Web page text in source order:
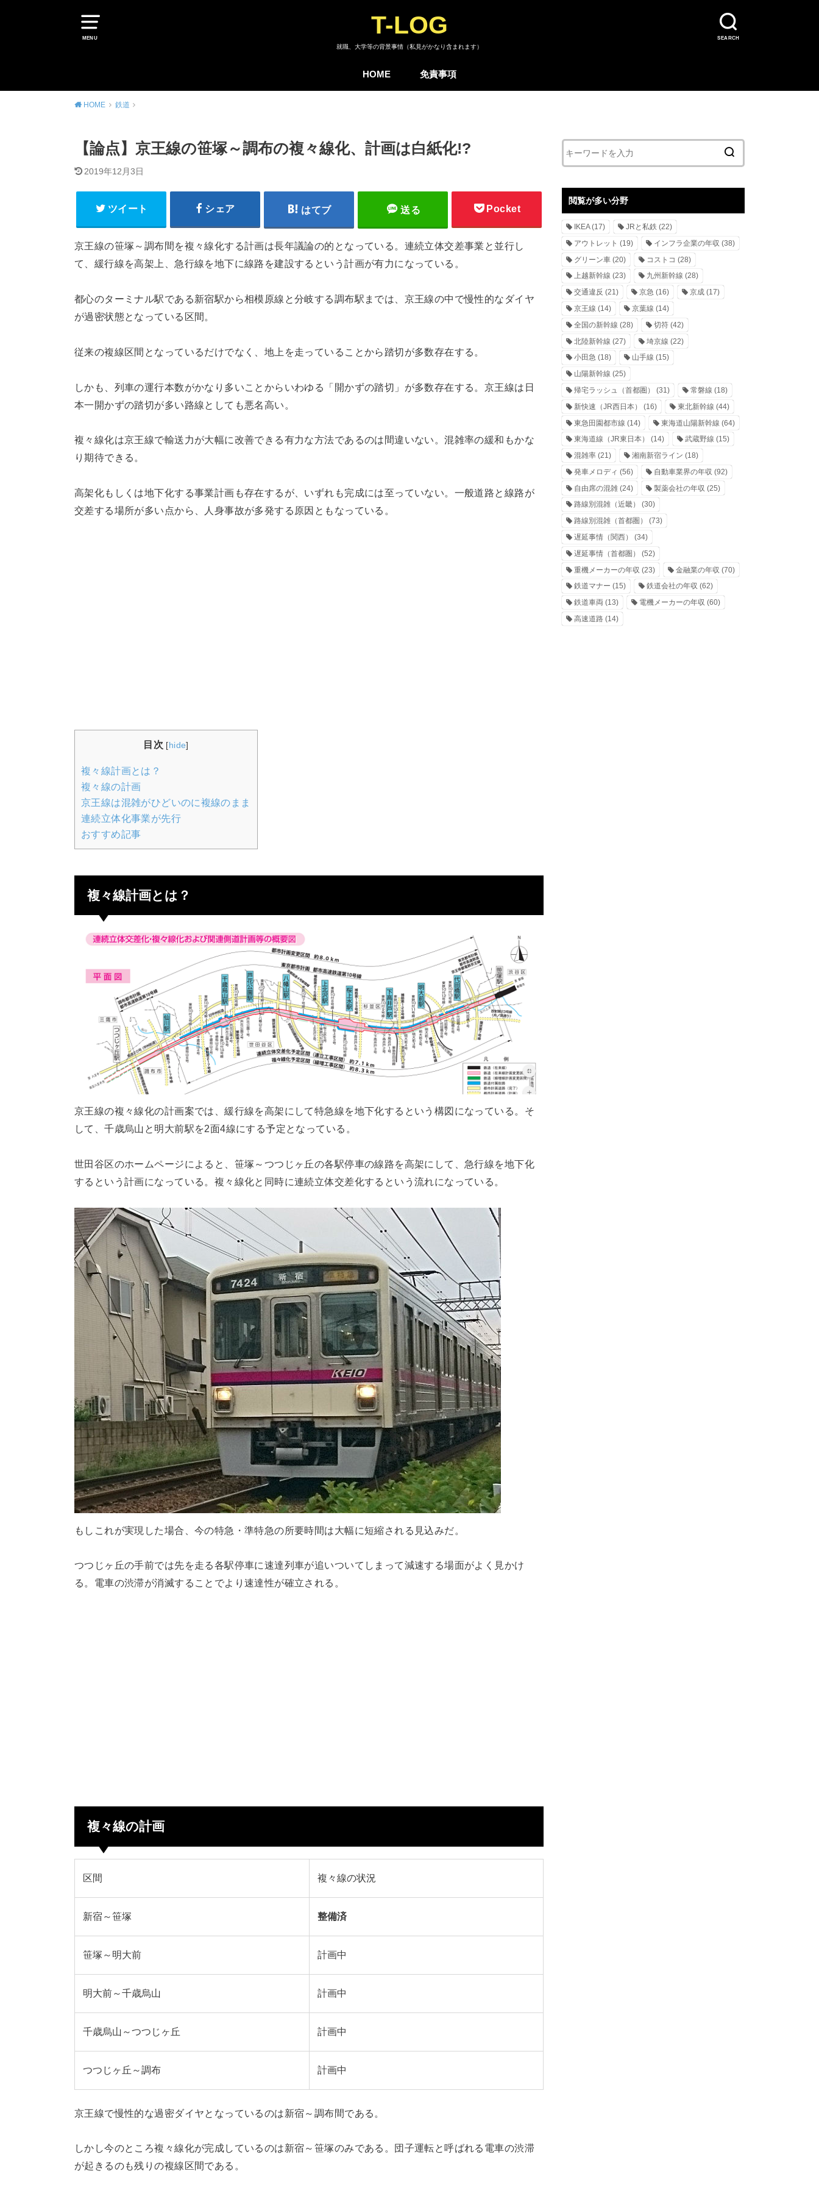
MENU SEARCH
T-LOG
就職、大学等の背景事情（私見がかなり含まれます）
HOME 免責事項
HOME 鉄道
【論点】京王線の笹塚～調布の複々線化、計画は白紙化!?
2019年12月3日
ツイート シェア はてブ 送る Pocket
京王線の笹塚～調布間を複々線化する計画は長年議論の的となっている。連続立体交差事業と並行し
て、緩行線を高架上、急行線を地下に線路を建設するという計画が有力になっている。
都心のターミナル駅である新宿駅から相模原線と分岐する調布駅までは、京王線の中で慢性的なダイヤ
が過密状態となっている区間。
従来の複線区間となっているだけでなく、地上を走っていることから踏切が多数存在する。
しかも、列車の運行本数がかなり多いことからいわゆる「開かずの踏切」が多数存在する。京王線は日
本一開かずの踏切が多い路線としても悪名高い。
複々線化は京王線で輸送力が大幅に改善できる有力な方法であるのは間違いない。混雑率の緩和もかな
り期待できる。
高架化もしくは地下化する事業計画も存在するが、いずれも完成には至っていない。一般道路と線路が
交差する場所が多い点から、人身事故が多発する原因ともなっている。
目次 [hide]
複々線計画とは？
複々線の計画
京王線は混雑がひどいのに複線のまま
連続立体化事業が先行
おすすめ記事
複々線計画とは？
京王線の複々線化の計画案では、緩行線を高架にして特急線を地下化するという構図になっている。そ
して、千歳烏山と明大前駅を2面4線にする予定となっている。
世田谷区のホームページによると、笹塚～つつじヶ丘の各駅停車の線路を高架にして、急行線を地下化
するという計画になっている。複々線化と同時に連続立体交差化するという流れになっている。
もしこれが実現した場合、今の特急・準特急の所要時間は大幅に短縮される見込みだ。
つつじヶ丘の手前では先を走る各駅停車に速達列車が追いついてしまって減速する場面がよく見かけ
る。電車の渋滞が消滅することでより速達性が確立される。
複々線の計画
区間 複々線の状況
新宿～笹塚 整備済
笹塚～明大前 計画中
明大前～千歳烏山 計画中
千歳烏山～つつじヶ丘 計画中
つつじヶ丘～調布 計画中
京王線で慢性的な過密ダイヤとなっているのは新宿～調布間である。
しかし今のところ複々線化が完成しているのは新宿～笹塚のみである。団子運転と呼ばれる電車の渋滞
が起きるのも残りの複線区間である。
閲覧が多い分野
IKEA(17) JRと私鉄 (22)
アウトレット (19) インフラ企業の年収 (38)
グリーン車 (20) コストコ (28)
上越新幹線 (23) 九州新幹線 (28)
交通違反 (21) 京急 (16) 京成(17)
京王線 (14) 京葉線 (14)
全国の新幹線 (28) 切符(42)
北陸新幹線 (27) 埼京線 (22)
小田急 (18) 山手線 (15)
山陽新幹線 (25)
帰宅ラッシュ（首都圏）
(31) 常磐線 (18)
新快速（JR西日本）
(16) 東北新幹線 (44)
東急田園都市線 (14) 東海道山陽新幹線 (64)
東海道線（JR東日本）
(14) 武蔵野線 (15)
混雑率 (21) 湘南新宿ライン (18)
発車メロディ (56) 自動車業界の年収 (92)
自由席の混雑 (24) 製薬会社の年収 (25)
路線別混雑（近畿）
(30)
路線別混雑（首都圏）
(73)
遅延事情（関西）
(34)
遅延事情（首都圏）
(52)
重機メーカーの年収 (23) 金融業の年収 (70)
鉄道マナー (15) 鉄道会社の年収 (62)
鉄道車両 (13) 電機メーカーの年収 (60)
高速道路 (14)